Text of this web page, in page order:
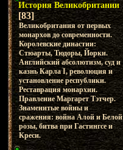
История Великобритании
[83]
Великобритания от первых
монархов до современности.
Королевские династии:
Стюарты, Тюдоры, Йорки.
Английский абсолютизм, суд и
казнь Карла I, революция и
установление республики.
Реставрация монархии.
Правление Маргарет Тэтчер.
Знаменитые войны и
сражения: война Алой и Белой
розы, битва при Гастингсе и
Креси.